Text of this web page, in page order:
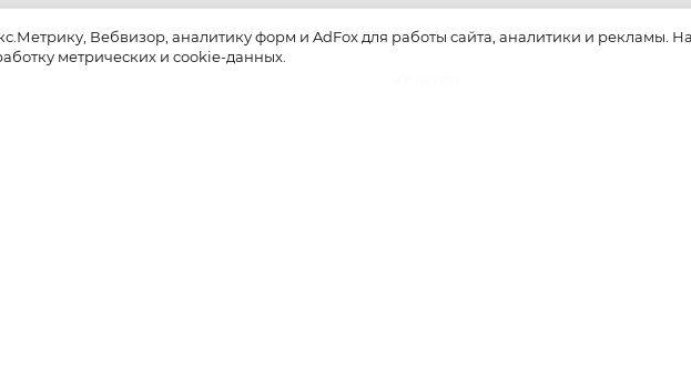
Вебвизор, аналитику форм и AdFox для работы сайта, аналитики и рекламы.
метрических и cookie-данных.